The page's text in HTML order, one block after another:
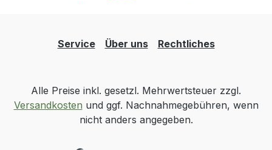
Service Über uns Rechtliches
Alle Preise inkl. gesetzl. Mehrwertsteuer zzgl.
Versandkosten und ggf. Nachnahmegebühren, wenn
nicht anders angegeben.